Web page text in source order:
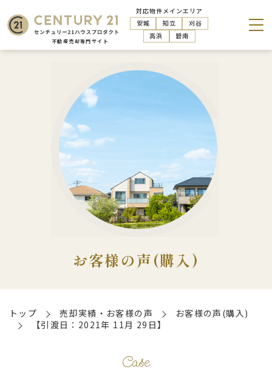
対応物件メインエリア
安城
知立
刈谷
高浜
碧南
お客様の声(購入)
トップ 売却実績・お客様の声
お客様の声(購入)
【引渡日：2021年 11月 29日】
Case